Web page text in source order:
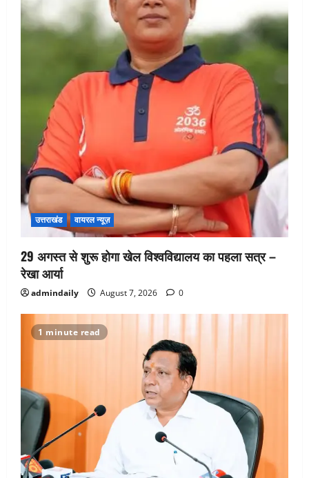
उत्तराखंड वायरल न्यूज़
29 अगस्त से शुरू होगा खेल विश्वविद्यालय का पहला सत्र –
रेखा आर्या
admindaily August 7, 2026 0
1 minute read